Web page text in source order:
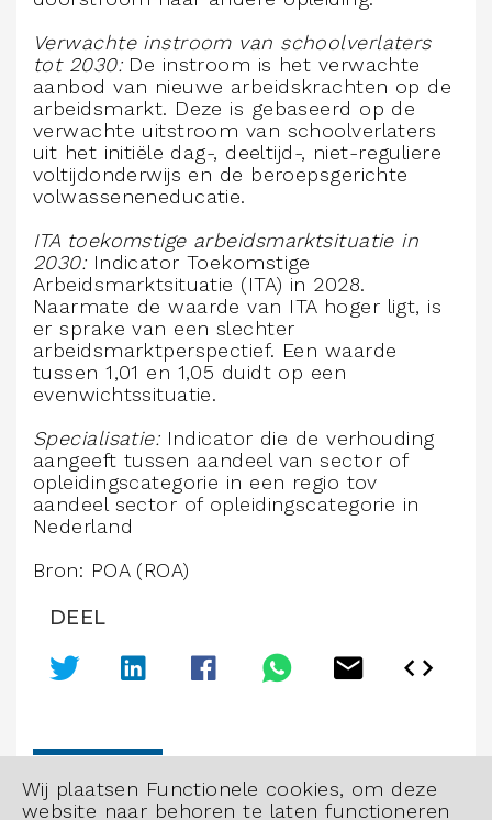
Wij plaatsen Functionele cookies, om deze
website naar behoren te laten functioneren
Verwachte instroom van schoolverlaters
tot 2030: De instroom is het verwachte
aanbod van nieuwe arbeidskrachten op de
arbeidsmarkt. Deze is gebaseerd op de
verwachte uitstroom van schoolverlaters
uit het initiële dag-, deeltijd-, niet-reguliere
voltijdonderwijs en de beroepsgerichte
volwasseneneducatie.
ITA toekomstige arbeidsmarktsituatie in
2030: Indicator Toekomstige
Arbeidsmarktsituatie (ITA) in 2028.
Naarmate de waarde van ITA hoger ligt, is
er sprake van een slechter
arbeidsmarktperspectief. Een waarde
tussen 1,01 en 1,05 duidt op een
evenwichtssituatie.
Specialisatie: Indicator die de verhouding
aangeeft tussen aandeel van sector of
opleidingscategorie in een regio tov
aandeel sector of opleidingscategorie in
Nederland
Bron: POA (ROA)
DEEL
ANNOTATIES AAN GRAFIEK TOEVOEGEN